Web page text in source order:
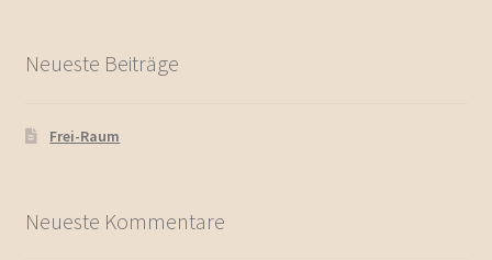
Neueste Beiträge
Frei-Raum
Neueste Kommentare